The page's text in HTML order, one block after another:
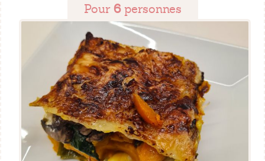
Pour 6personnes